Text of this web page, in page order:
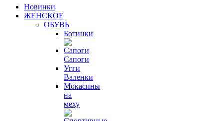
Новинки
ЖЕНСКОЕ
ОБУВЬ
Ботинки
Сапоги
Угги
Валенки
Мокасины
на
меху